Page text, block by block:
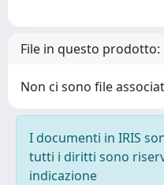
File in questo prodotto:
Non ci sono file
I documenti in IRIS
tutti i diritti sono
indicazione